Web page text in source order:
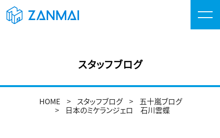
スタッフブログ
HOME スタッフブログ
五十嵐ブログ
日本のミケランジェロ 石川雲蝶